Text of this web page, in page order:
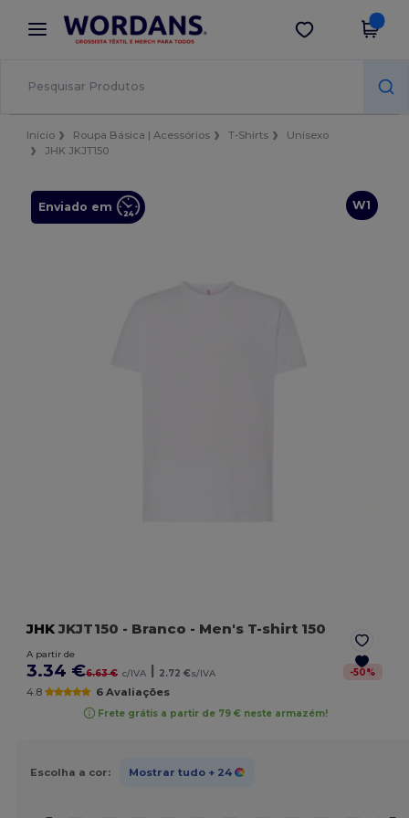
× App Wordans
Melhores preços na app!
Obter app
Início Roupa Básica | Acessórios T-Shirts
Unisexo
JHK JKJT150
W1
Enviado em
JHKJKJT150 - Branco - Men's T-shirt 150
A partir de
3.34 €6.63 € c/IVA | 2.72 €s/IVA -50%
4.8 6 Avaliações
Frete grátis a partir de 79 € neste armazém!
Escolha a cor: Mostrar tudo + 24